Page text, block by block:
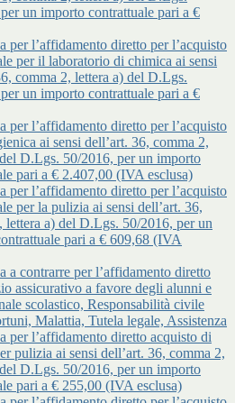
un importo contrattuale pari a €
per l’affidamento diretto per l’acquisto
per il laboratorio di chimica ai sensi
comma 2, lettera a) del D.Lgs.
un importo contrattuale pari a €
per l’affidamento diretto per l’acquisto
ai sensi dell’art. 36, comma 2,
D.Lgs. 50/2016, per un importo
pari a € 2.407,00 (IVA esclusa)
per l’affidamento diretto per l’acquisto
per la pulizia ai sensi dell’art. 36,
lettera a) del D.Lgs. 50/2016, per un
pari a € 609,68 (IVA
a contrarre per l’affidamento diretto
assicurativo a favore degli alunni e
scolastico, Responsabilità civile
Malattia, Tutela legale, Assistenza
per l’affidamento diretto acquisto di
pulizia ai sensi dell’art. 36, comma 2,
D.Lgs. 50/2016, per un importo
pari a € 255,00 (IVA esclusa)